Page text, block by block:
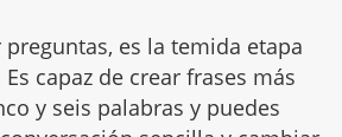
preguntas, es la temida etapa
Es capaz de crear frases más
y seis palabras y puedes